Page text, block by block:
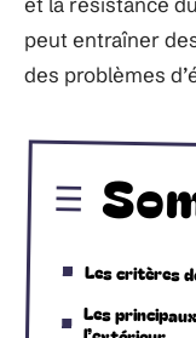
peut entraîner
des problèmes
Les critères
Les